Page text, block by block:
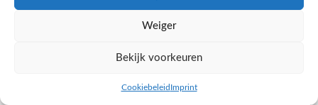
Weiger
Bekijk voorkeuren
Cookiebeleid Imprint